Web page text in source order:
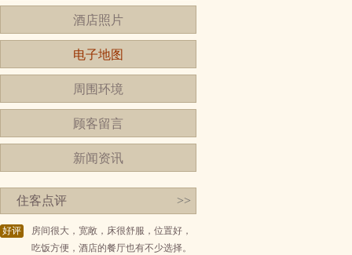
酒店照片
电子地图
周围环境
顾客留言
新闻资讯
住客点评 >>
好评
房间很大，宽敞，床很舒服，位置好，
吃饭方便，酒店的餐厅也有不少选择。